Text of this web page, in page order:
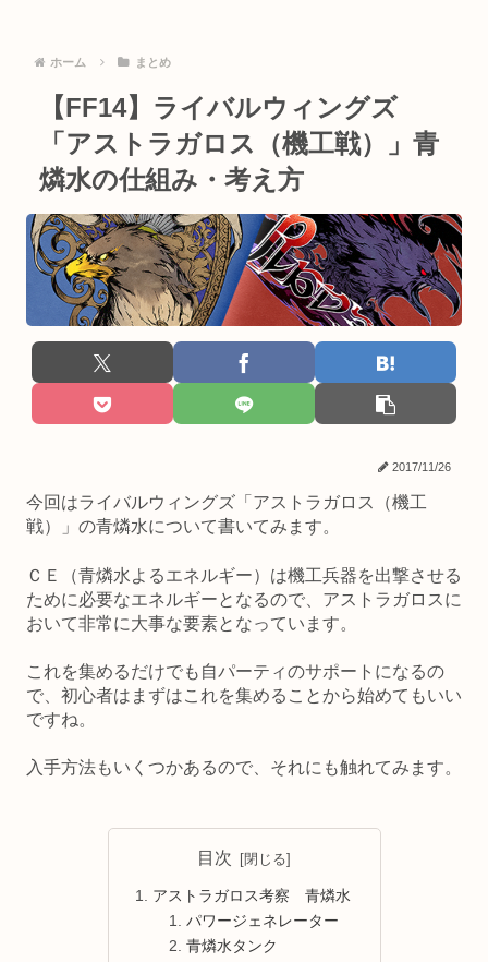
ホーム まとめ
【FF14】ライバルウィングズ
「アストラガロス（機工戦）」青
燐水の仕組み・考え方
2017/11/26
今回はライバルウィングズ「アストラガロス（機工
戦）」の青燐水について書いてみます。
ＣＥ（青燐水よるエネルギー）は機工兵器を出撃させる
ために必要なエネルギーとなるので、アストラガロスに
おいて非常に大事な要素となっています。
これを集めるだけでも自パーティのサポートになるの
で、初心者はまずはこれを集めることから始めてもいい
ですね。
入手方法もいくつかあるので、それにも触れてみます。
目次
アストラガロス考察 青燐水
パワージェネレーター
青燐水タンク